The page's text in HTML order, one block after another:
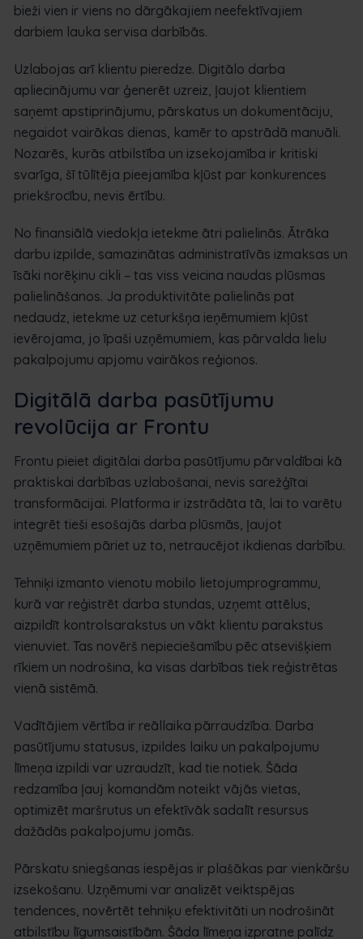
bieži vien ir viens no dārgākajiem neefektīvajiem
darbiem lauka servisa darbībās.
Uzlabojas arī klientu pieredze. Digitālo darba
apliecinājumu var ģenerēt uzreiz, ļaujot klientiem
saņemt apstiprinājumu, pārskatus un dokumentāciju,
negaidot vairākas dienas, kamēr to apstrādā manuāli.
Nozarēs, kurās atbilstība un izsekojamība ir kritiski
svarīga, šī tūlītēja pieejamība kļūst par konkurences
priekšrocību, nevis ērtību.
No finansiālā viedokļa ietekme ātri palielinās. Ātrāka
darbu izpilde, samazinātas administratīvās izmaksas un
īsāki norēķinu cikli – tas viss veicina naudas plūsmas
palielināšanos. Ja produktivitāte palielinās pat
nedaudz, ietekme uz ceturkšņa ieņēmumiem kļūst
ievērojama, jo īpaši uzņēmumiem, kas pārvalda lielu
pakalpojumu apjomu vairākos reģionos.
Digitālā darba pasūtījumu
revolūcija ar Frontu
Frontu pieiet digitālai darba pasūtījumu pārvaldībai kā
praktiskai darbības uzlabošanai, nevis sarežģītai
transformācijai. Platforma ir izstrādāta tā, lai to varētu
integrēt tieši esošajās darba plūsmās, ļaujot
uzņēmumiem pāriet uz to, netraucējot ikdienas darbību.
Tehniķi izmanto vienotu mobilo lietojumprogrammu,
kurā var reģistrēt darba stundas, uzņemt attēlus,
aizpildīt kontrolsarakstus un vākt klientu parakstus
vienuviet. Tas novērš nepieciešamību pēc atsevišķiem
rīkiem un nodrošina, ka visas darbības tiek reģistrētas
vienā sistēmā.
Vadītājiem vērtība ir reāllaika pārraudzība. Darba
pasūtījumu statusus, izpildes laiku un pakalpojumu
līmeņa izpildi var uzraudzīt, kad tie notiek. Šāda
redzamība ļauj komandām noteikt vājās vietas,
optimizēt maršrutus un efektīvāk sadalīt resursus
dažādās pakalpojumu jomās.
Pārskatu sniegšanas iespējas ir plašākas par vienkāršu
izsekošanu. Uzņēmumi var analizēt veiktspējas
tendences, novērtēt tehniķu efektivitāti un nodrošināt
atbilstību līgumsaistībām. Šāda līmeņa izpratne palīdz